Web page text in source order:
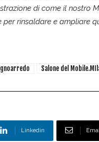
di come il nostro
rinsaldare e ampliare
Salone del
Linkedin